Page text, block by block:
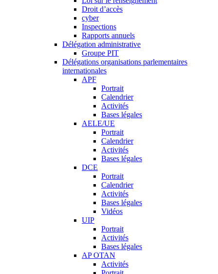
Droit d’accès
cyber
Inspections
Rapports annuels
Délégation administrative
Groupe PIT
Délégations organisations parlementaires
internationales
APF
Portrait
Calendrier
Activités
Bases légales
AELE/UE
Portrait
Calendrier
Activités
Bases légales
DCE
Portrait
Calendrier
Activités
Bases légales
Vidéos
UIP
Portrait
Activités
Bases légales
AP OTAN
Activités